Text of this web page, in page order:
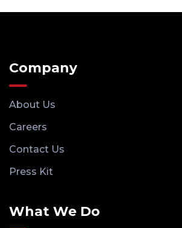
Company
About Us
Careers
Contact Us
Press Kit
What We Do